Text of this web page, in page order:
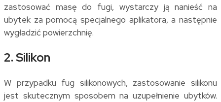
zastosować masę do fugi, wystarczy ją nanieść na
ubytek za pomocą specjalnego aplikatora, a następnie
wygładzić powierzchnię.
2. Silikon
W przypadku fug silikonowych, zastosowanie silikonu
jest skutecznym sposobem na uzupełnienie ubytków.